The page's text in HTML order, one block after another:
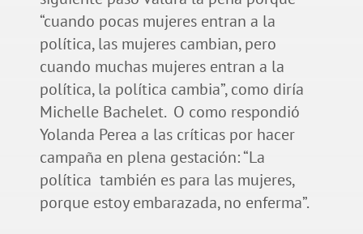
“cuando pocas mujeres entran a la
política, las mujeres cambian, pero
cuando muchas mujeres entran a la
política, la política cambia”, como diría
Michelle Bachelet. O como respondió
Yolanda Perea a las críticas por hacer
campaña en plena gestación: “La
política también es para las mujeres,
porque estoy embarazada, no enferma”.